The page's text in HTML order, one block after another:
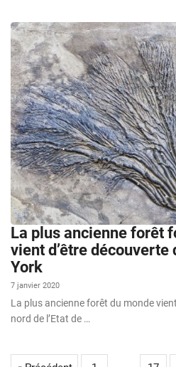
La plus ancienne forêt
vient d’être découverte
York
7 janvier 2020
La plus ancienne forêt du monde
nord de l’Etat de …